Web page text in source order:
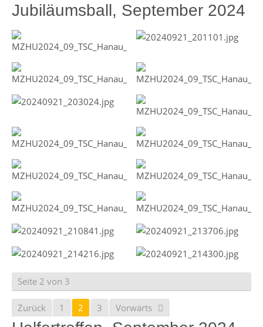
Jubiläumsball, September 2024
Seite 2 von 3
Zurück 1 2 3 Vorwärts